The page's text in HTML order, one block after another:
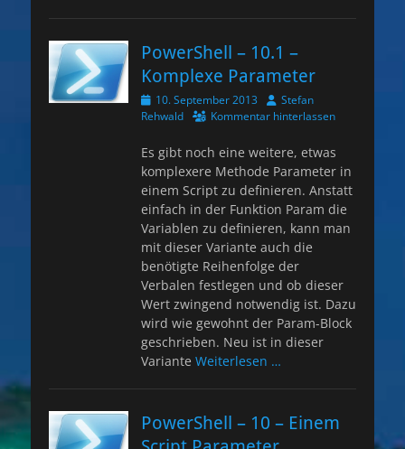
PowerShell – 10.1 –
Komplexe Parameter
Veröffentlicht
am
10. September 2013 AutorStefan
Rehwald
Kommentar hinterlassen
Es gibt noch eine weitere, etwas
komplexere Methode Parameter in
einem Script zu definieren. Anstatt
einfach in der Funktion Param die
Variablen zu definieren, kann man
mit dieser Variante auch die
benötigte Reihenfolge der
Verbalen festlegen und ob dieser
Wert zwingend notwendig ist. Dazu
wird wie gewohnt der Param-Block
geschrieben. Neu ist in dieser
Variante Weiterlesen …
PowerShell – 10 – Einem